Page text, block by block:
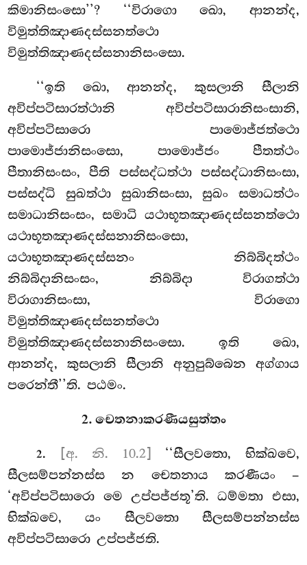
කිමානිසංසො’’? ‘‘විරාගො ඛො, ආනන්ද,
විමුත්තිඤාණදස්සනත්ථො
විමුත්තිඤාණදස්සනානිසංසො.
‘‘ඉති ඛො, ආනන්ද, කුසලානි සීලානි
අවිප්පටිසාරත්ථානි අවිප්පටිසාරානිසංසානි,
අවිප්පටිසාරො පාමොජ්ජත්ථො
පාමොජ්ජානිසංසො, පාමොජ්ජං පීතත්ථං
පීතානිසංසං, පීති පස්සද්ධත්ථා පස්සද්ධානිසංසා,
පස්සද්ධි සුඛත්ථා සුඛානිසංසා, සුඛං සමාධත්ථං
සමාධානිසංසං, සමාධි යථාභූතඤාණදස්සනත්ථො
යථාභූතඤාණදස්සනානිසංසො,
යථාභූතඤාණදස්සනං නිබ්බිදත්ථං
නිබ්බිදානිසංසං, නිබ්බිදා විරාගත්ථා
විරාගානිසංසා, විරාගො
විමුත්තිඤාණදස්සනත්ථො
විමුත්තිඤාණදස්සනානිසංසො. ඉති ඛො,
ආනන්ද, කුසලානි සීලානි අනුපුබ්බෙන අග්ගාය
පරෙන්තී’’ති. පඨමං.
2. චෙතනාකරණීයසුත්තං
2. [අ. නි. 10.2]
‘‘සීලවතො, භික්ඛවෙ,
සීලසම්පන්නස්ස න චෙතනාය කරණීයං –
‘අවිප්පටිසාරො මෙ උප්පජ්ජතූ’ති. ධම්මතා එසා,
භික්ඛවෙ, යං සීලවතො සීලසම්පන්නස්ස
අවිප්පටිසාරො උප්පජ්ජති.